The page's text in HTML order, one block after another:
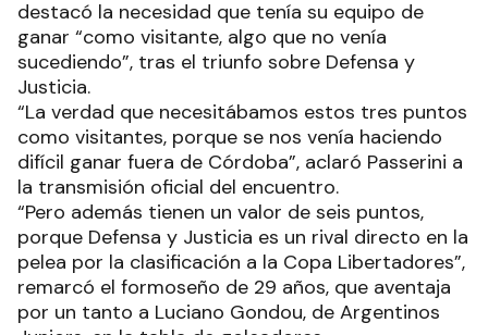
destacó la necesidad que tenía su equipo de
ganar “como visitante, algo que no venía
sucediendo”, tras el triunfo sobre Defensa y
Justicia.
“La verdad que necesitábamos estos tres puntos
como visitantes, porque se nos venía haciendo
difícil ganar fuera de Córdoba”, aclaró Passerini a
la transmisión oficial del encuentro.
“Pero además tienen un valor de seis puntos,
porque Defensa y Justicia es un rival directo en la
pelea por la clasificación a la Copa Libertadores”,
remarcó el formoseño de 29 años, que aventaja
por un tanto a Luciano Gondou, de Argentinos